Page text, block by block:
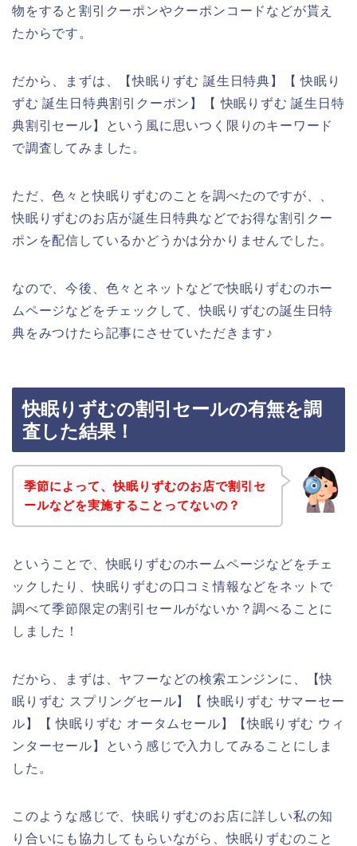
物をすると割引クーポンやクーポンコードなどが貰え
たからです。
だから、まずは、【快眠りずむ 誕生日特典】【 快眠り
ずむ 誕生日特典割引クーポン】【 快眠りずむ 誕生日特
典割引セール】という風に思いつく限りのキーワード
で調査してみました。
ただ、色々と快眠りずむのことを調べたのですが、、
快眠りずむのお店が誕生日特典などでお得な割引クー
ポンを配信しているかどうかは分かりませんでした。
なので、今後、色々とネットなどで快眠りずむのホー
ムページなどをチェックして、快眠りずむの誕生日特
典をみつけたら記事にさせていただきます♪
快眠りずむの割引セールの有無を調
査した結果！
季節によって、快眠りずむのお店で割引セ
ールなどを実施することってないの？
ということで、快眠りずむのホームページなどをチェ
ックしたり、快眠りずむの口コミ情報などをネットで
調べて季節限定の割引セールがないか？調べることに
しました！
だから、まずは、ヤフーなどの検索エンジンに、【快
眠りずむ スプリングセール】【 快眠りずむ サマーセー
ル】【 快眠りずむ オータムセール】【快眠りずむ ウィ
ンターセール】という感じで入力してみることにしま
した。
このような感じで、快眠りずむのお店に詳しい私の知
り合いにも協力してもらいながら、快眠りずむのこと